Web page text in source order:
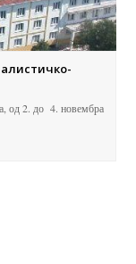
од 2. до 4. новембра